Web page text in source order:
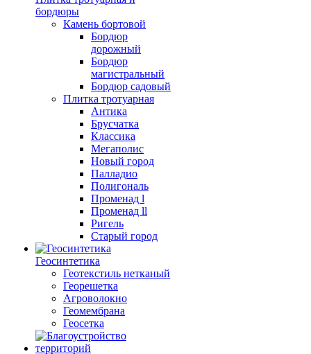
бордюры
Камень бортовой
Бордюр
дорожный
Бордюр
магистральный
Бордюр садовый
Плитка тротуарная
Антика
Брусчатка
Классика
Мегаполис
Новый город
Палладио
Полигональ
Променад l
Променад ll
Ригель
Старый город
Геосинтетика
Геотекстиль нетканый
Георешетка
Агроволокно
Геомембрана
Геосетка